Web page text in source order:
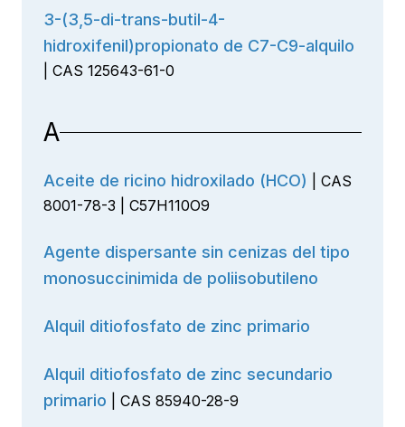
3-(3,5-di-trans-butil-4-
hidroxifenil)propionato de C7-C9-alquilo
| CAS 125643-61-0
A
Aceite de ricino hidroxilado (HCO) | CAS
8001-78-3 | C57H110O9
Agente dispersante sin cenizas del tipo
monosuccinimida de poliisobutileno
Alquil ditiofosfato de zinc primario
Alquil ditiofosfato de zinc secundario
primario | CAS 85940-28-9